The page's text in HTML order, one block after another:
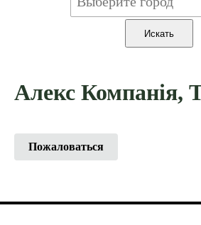
Алекс Компанія,
Пожаловаться